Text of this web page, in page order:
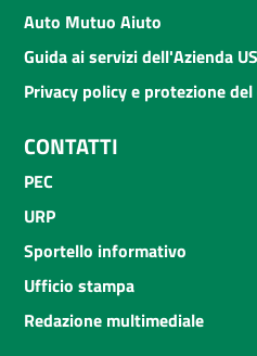
Auto Mutuo Aiuto
Guida ai servizi dell'Azienda
Privacy policy e protezione
CONTATTI
PEC
URP
Sportello informativo
Ufficio stampa
Redazione multimediale